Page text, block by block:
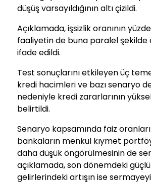
düşüş varsayıldığının altı çizildi.
Açıklamada, işsizlik oranının
faaliyetin de buna paralel şekilde
ifade edildi.
Test sonuçlarını etkileyen üç
kredi hacimleri ve bazı senaryo
nedeniyle kredi zararlarının
belirtildi.
Senaryo kapsamında faiz
bankaların menkul kıymet
daha düşük öngörülmesinin de
açıklamada, son dönemdeki
gelirlerindeki artışın ise